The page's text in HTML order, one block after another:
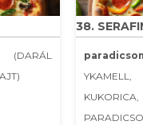
(DARÁL
38.